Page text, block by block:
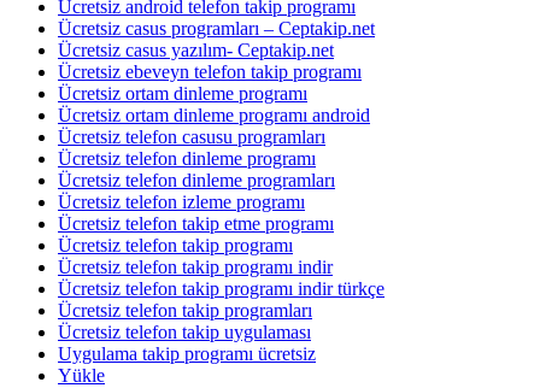
Ücretsiz android telefon takip programı
Ücretsiz casus programları – Ceptakip.net
Ücretsiz casus yazılım- Ceptakip.net
Ücretsiz ebeveyn telefon takip programı
Ücretsiz ortam dinleme programı
Ücretsiz ortam dinleme programı android
Ücretsiz telefon casusu programları
Ücretsiz telefon dinleme programı
Ücretsiz telefon dinleme programları
Ücretsiz telefon izleme programı
Ücretsiz telefon takip etme programı
Ücretsiz telefon takip programı
Ücretsiz telefon takip programı indir
Ücretsiz telefon takip programı indir türkçe
Ücretsiz telefon takip programları
Ücretsiz telefon takip uygulaması
Uygulama takip programı ücretsiz
Yükle